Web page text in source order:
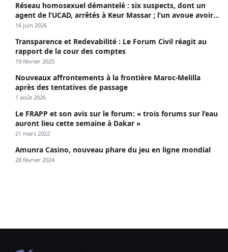
Réseau homosexuel démantelé : six suspects, dont un
agent de l’UCAD, arrêtés à Keur Massar ; l’un avoue avoir
propagé le VIH depuis 2018
16 juin 2026
Transparence et Redevabilité : Le Forum Civil réagit au
rapport de la cour des comptes
19 février 2025
Nouveaux affrontements à la frontière Maroc-Melilla
après des tentatives de passage
1 août 2026
Le FRAPP et son avis sur le forum: « trois forums sur l’eau
auront lieu cette semaine à Dakar »
21 mars 2022
Amunra Casino, nouveau phare du jeu en ligne mondial
28 février 2024